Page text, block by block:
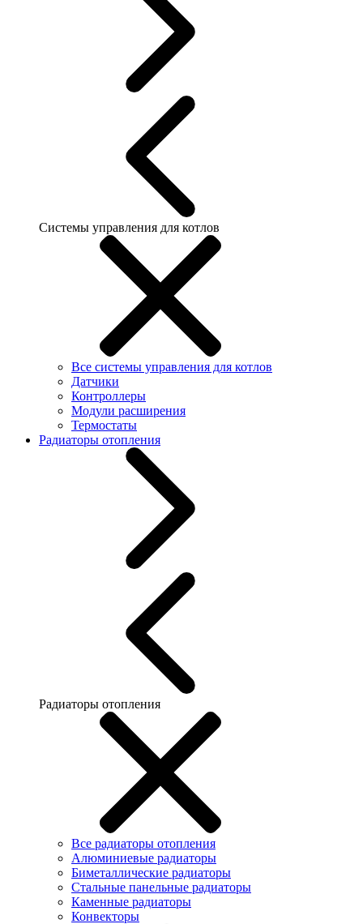
Системы управления для котлов
Все системы управления для котлов
Датчики
Контроллеры
Модули расширения
Термостаты
Радиаторы отопления
Радиаторы отопления
Все радиаторы отопления
Алюминиевые радиаторы
Биметаллические радиаторы
Стальные панельные радиаторы
Каменные радиаторы
Конвекторы